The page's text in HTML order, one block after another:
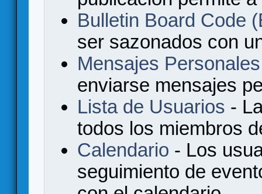
Bulletin Board Code
ser sazonados con
Mensajes Personales
enviarse mensajes
Lista de Usuarios -
todos los miembros
Calendario - Los
seguimiento de